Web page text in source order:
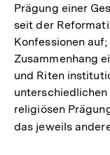
Prägung einer
seit der
Konfessionen
Zusammenhang
und Riten
religiösen
das jeweils